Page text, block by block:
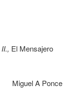
El Mensajero
Miguel A Ponce